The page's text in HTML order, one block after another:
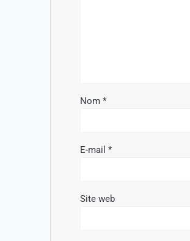
Nom*
E-mail*
Site web